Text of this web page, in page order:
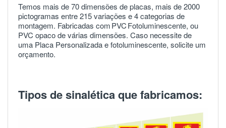
Temos mais de 70 dimensões de placas, mais de 2000
pictogramas entre 215 variações e 4 categorias de
montagem. Fabricadas comPVCFotoluminescente, ou
PVC opaco de várias dimensões. Caso necessite de
uma Placa Personalizada e fotoluminescente, solicite um
orçamento.
Tipos de sinalética que fabricamos: